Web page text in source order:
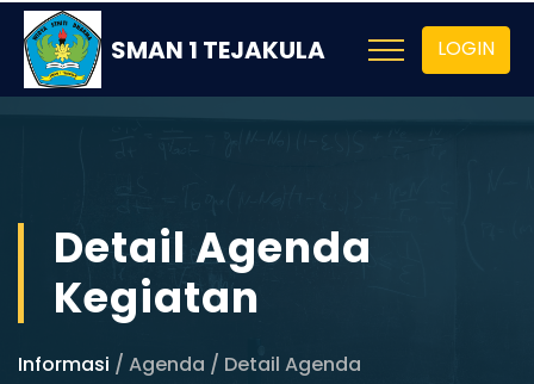
SMAN 1 TEJAKULA LOGIN
Detail Agenda
Kegiatan
Informasi / Agenda / Detail Agenda